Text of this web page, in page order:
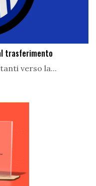
trasferimento
verso la...